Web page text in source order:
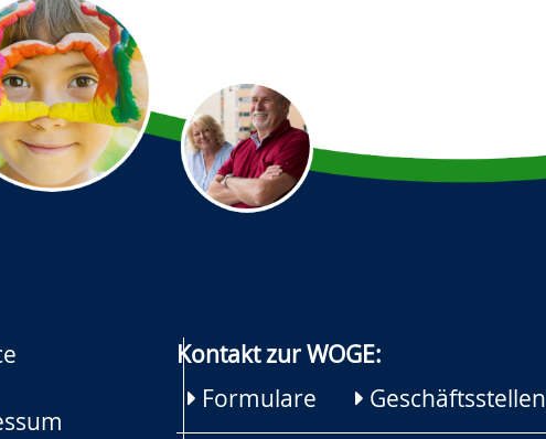
Kontakt zur WOGE:
Formulare
Geschäftsstellen